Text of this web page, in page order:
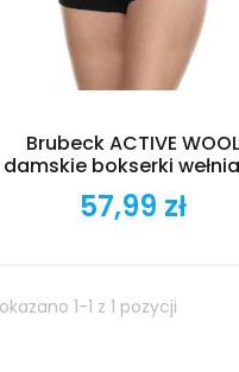
Brubeck ACTIVE WOOL
damskie bokserki
Cena
57,99 zł
1-1 z 1 pozycji